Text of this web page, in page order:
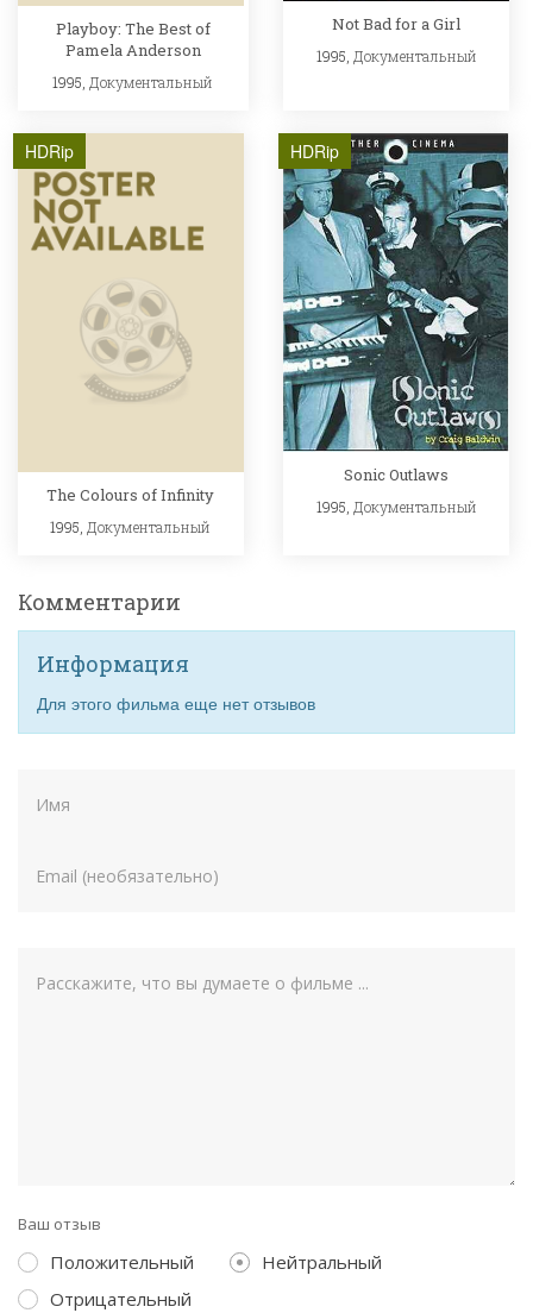
Playboy: The Best of
Pamela Anderson
1995, Документальный
Not Bad for a Girl
1995, Документальный
HDRip
The Colours of Infinity
1995, Документальный
HDRip
Sonic Outlaws
1995, Документальный
Комментарии
Информация
Для этого фильма еще нет отзывов
Ваш отзыв
Положительный
Нейтральный
Отрицательный